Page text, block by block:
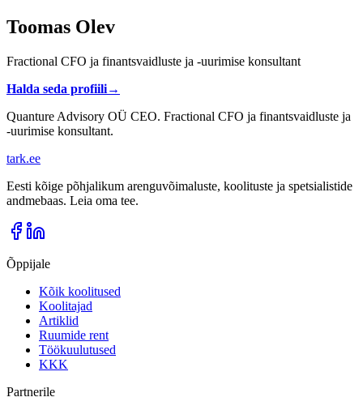
Toomas Olev
Fractional CFO ja finantsvaidluste ja -uurimise konsultant
Halda seda profiili→
Quanture Advisory OÜ CEO. Fractional CFO ja finantsvaidluste ja
-uurimise konsultant.
tark.ee
Eesti kõige põhjalikum arenguvõimaluste, koolituste ja spetsialistide
andmebaas. Leia oma tee.
Õppijale
Kõik koolitused
Koolitajad
Artiklid
Ruumide rent
Töökuulutused
KKK
Partnerile